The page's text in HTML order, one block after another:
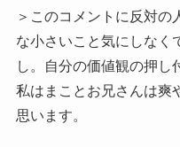
＞このコメントに反対の
な小さいこと気にしなく
し。自分の価値観の押し
私はまことお兄さんは爽
思います。